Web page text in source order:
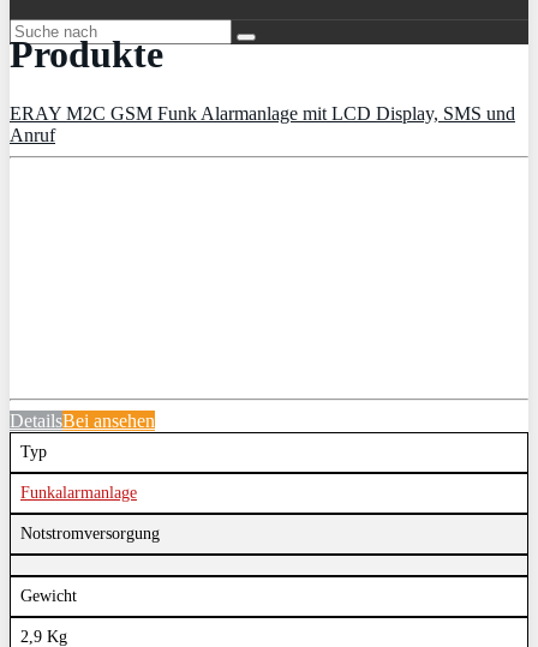
Produkte
ERAY M2C GSM Funk Alarmanlage mit LCD Display, SMS und
Anruf
DetailsBei ansehen
Typ
Funkalarmanlage
Notstromversorgung
Gewicht
2,9 Kg